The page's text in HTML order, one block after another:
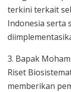
terkini terkait
Indonesia serta
3. Bapak
Riset
memberikan